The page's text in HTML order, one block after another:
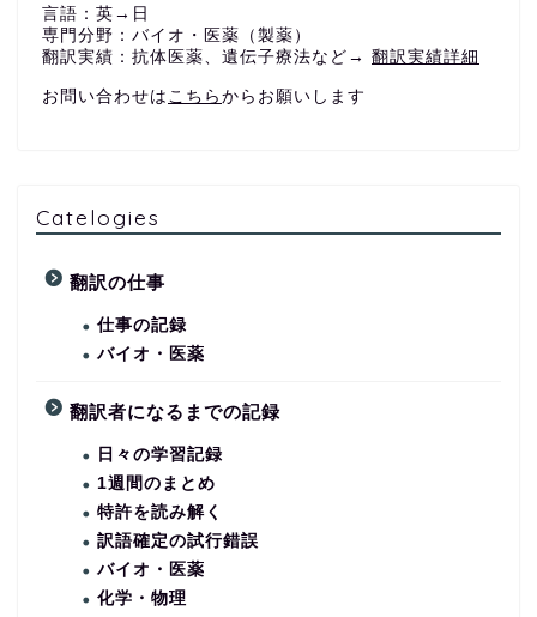
言語：英→日
専門分野：バイオ・医薬（製薬）
翻訳実績：抗体医薬、遺伝子療法など→ 翻訳実績詳細
お問い合わせは こちら からお願いします
Catelogies
翻訳の仕事
仕事の記録
バイオ・医薬
翻訳者になるまでの記録
日々の学習記録
1週間のまとめ
特許を読み解く
訳語確定の試行錯誤
バイオ・医薬
化学・物理